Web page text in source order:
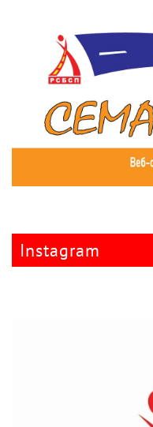
Instagram